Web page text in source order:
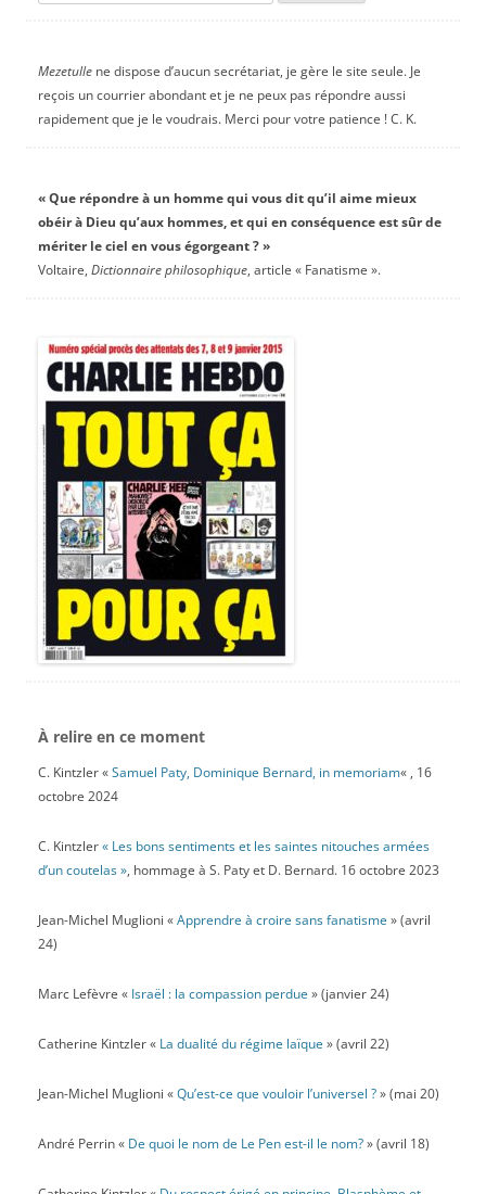
Mezetullene dispose d’aucun secrétariat, je gère le site seule. Je
reçois un courrier abondant et je ne peux pas répondre aussi
rapidement que je le voudrais. Merci pour votre patience ! C. K.
« Que répondre à un homme qui vous dit qu’il aime mieux
obéir à Dieu qu’aux hommes, et qui en conséquence est sûr de
mériter le ciel en vous égorgeant ? »
Voltaire, Dictionnaire philosophique, article « Fanatisme ».
À relire en ce moment
C. Kintzler «Samuel Paty, Dominique Bernard, in memoriam« , 16
octobre 2024
C. Kintzler« Les bons sentiments et les saintes nitouches armées
d’un coutelas », hommage à S. Paty et D. Bernard. 16 octobre 2023
Jean-Michel Muglioni «Apprendre à croire sans fanatisme » (avril
24)
Marc Lefèvre « Israël : la compassion perdue » (janvier 24)
Catherine Kintzler « La dualité du régime laïque » (avril 22)
Jean-Michel Muglioni «Qu’est-ce que vouloir l’universel ?» (mai 20)
André Perrin « De quoi le nom de Le Pen est-il le nom?» (avril 18)